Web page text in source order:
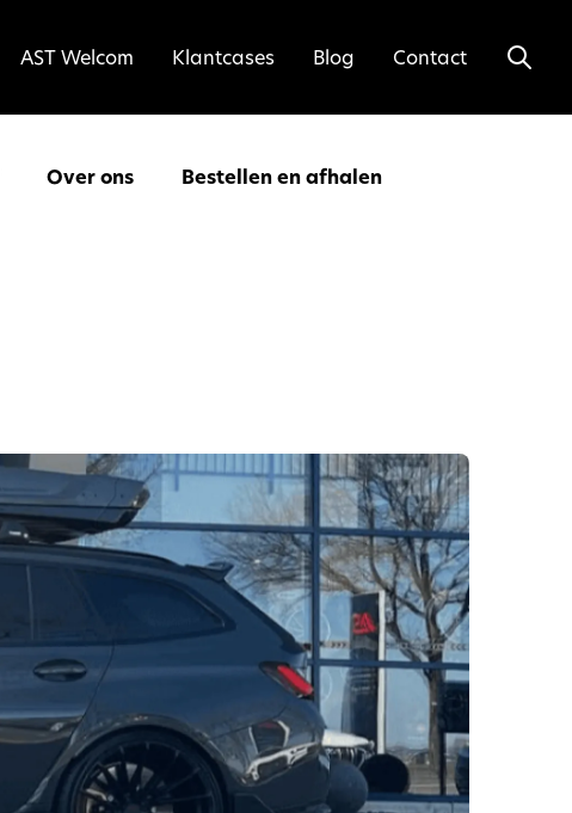
AST Welcom Klantcases Blog Contact
Over ons Bestellen en afhalen